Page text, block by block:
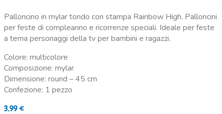
Palloncino in mylar tondo con stampa Rainbow High. Palloncini
per feste di compleanno e ricorrenze speciali. Ideale per feste
a tema personaggi della tv per bambini e ragazzi.
Colore: multicolore
Composizione: mylar
Dimensione: round – 45 cm
Confezione: 1 pezzo
3,99€